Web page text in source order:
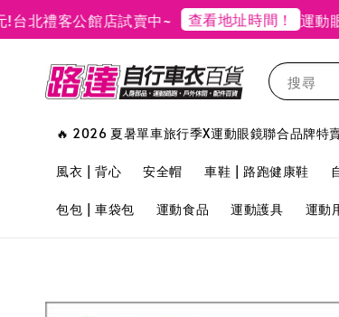
禮客公館店試賣中~ 查看地址時間！ 運動眼鏡
搜尋
🔥 2026 夏暑單車旅行季X運動眼鏡聯合品牌特
風衣 | 背心 安全帽 車鞋 | 路跑健康鞋
包包 | 車袋包 運動食品 運動護具 運動